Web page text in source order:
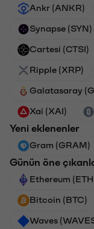
Ankr (ANKR)
Synapse (SYN)
Cartesi (CTSI)
Ripple (XRP)
Galatasaray
Xai (XAI)
Yeni eklenenler
Gram (GRAM)
Günün öne
Ethereum
Bitcoin (BTC)
Waves